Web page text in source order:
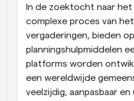
In de zoektocht naar
complexe proces van
vergaderingen, bieden
planningshulpmiddelen
platforms worden
een wereldwijde
veelzijdig, aanpasbaar